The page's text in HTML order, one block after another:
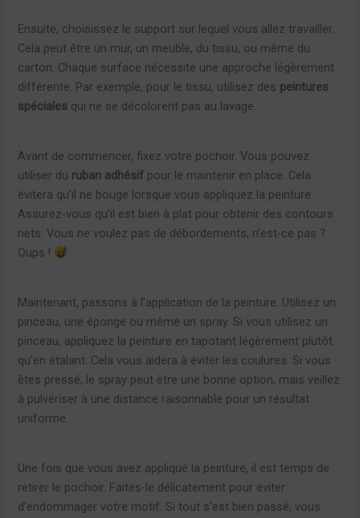
Ensuite, choisissez le support sur lequel vous allez travailler.
Cela peut être un mur, un meuble, du tissu, ou même du
carton. Chaque surface nécessite une approche légèrement
différente. Par exemple, pour le tissu, utilisez des peintures
spéciales qui ne se décolorent pas au lavage.
Avant de commencer, fixez votre pochoir. Vous pouvez
utiliser du ruban adhésif pour le maintenir en place. Cela
évitera qu’il ne bouge lorsque vous appliquez la peinture.
Assurez-vous qu’il est bien à plat pour obtenir des contours
nets. Vous ne voulez pas de débordements, n’est-ce pas ?
Oups !
Maintenant, passons à l’application de la peinture. Utilisez un
pinceau, une éponge ou même un spray. Si vous utilisez un
pinceau, appliquez la peinture en tapotant légèrement plutôt
qu’en étalant. Cela vous aidera à éviter les coulures. Si vous
êtes pressé, le spray peut être une bonne option, mais veillez
à pulvériser à une distance raisonnable pour un résultat
uniforme.
Une fois que vous avez appliqué la peinture, il est temps de
retirer le pochoir. Faites-le délicatement pour éviter
d’endommager votre motif. Si tout s’est bien passé, vous